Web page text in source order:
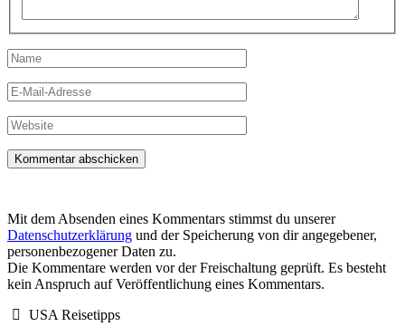
Name
E-
Mail-
Adresse
Website
Mit dem Absenden eines Kommentars stimmst du unserer
Datenschutzerklärung und der Speicherung von dir angegebener,
personenbezogener Daten zu.
Die Kommentare werden vor der Freischaltung geprüft. Es besteht
kein Anspruch auf Veröffentlichung eines Kommentars.
USA Reisetipps